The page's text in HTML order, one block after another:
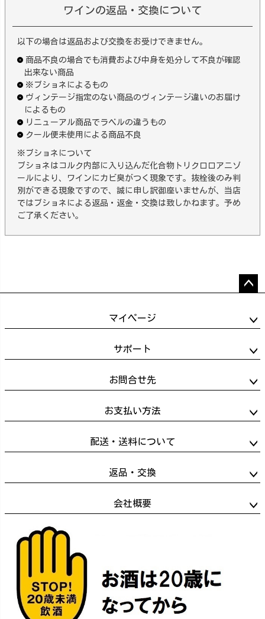
ワインの返品・交換について
以下の場合は返品および交換をお受けできません。
商品不良の場合でも消費および中身を処分して不良が確認
出来ない商品
※ブショネによるもの
ヴィンテージ指定のない商品のヴィンテージ違いのお届け
によるもの
リニューアル商品でラベルの違うもの
クール便未使用による商品不良
※ブショネについて
ブショネはコルク内部に入り込んだ化合物トリクロロアニゾ
ールにより、ワインにカビ臭がつく現象です。抜栓後のみ判
別ができる現象ですので、誠に申し訳御座いませんが、当店
ではブショネによる返品・返金・交換は致しかねます。予め
ご了承ください。
ップ
マイページ
サポート
お問合せ先
お支払い方法
配送・送料について
返品・交換
会社概要